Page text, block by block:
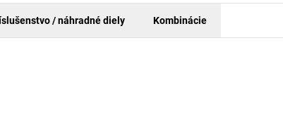
/ náhradné diely Kombinácie